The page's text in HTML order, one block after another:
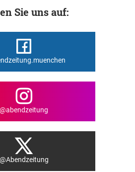
Sie uns auf:
@abendzeitung
@Abendzeitung